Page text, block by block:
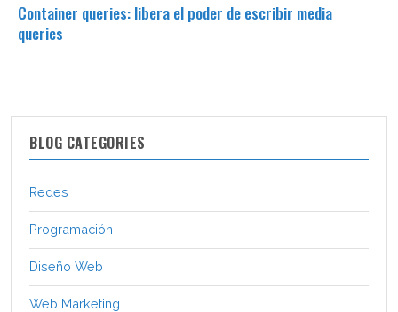
Container queries: libera el poder de escribir media
queries
BLOG CATEGORIES
Redes
Programación
Diseño Web
Web Marketing